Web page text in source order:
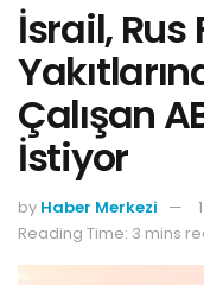
İsrail, Rus
Çalışan
İstiyor
by Haber Merkezi
Reading Time: 3 mins